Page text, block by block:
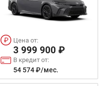
Цена от:
3 999 900 ₽
В кредит от:
54 574 ₽/мес.